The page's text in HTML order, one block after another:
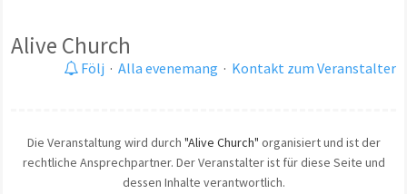
Alive Church
Följ · Alla evenemang · Kontakt zum Veranstalter
Die Veranstaltung wird durch "Alive Church" organisiert und ist der
rechtliche Ansprechpartner. Der Veranstalter ist für diese Seite und
dessen Inhalte verantwortlich.